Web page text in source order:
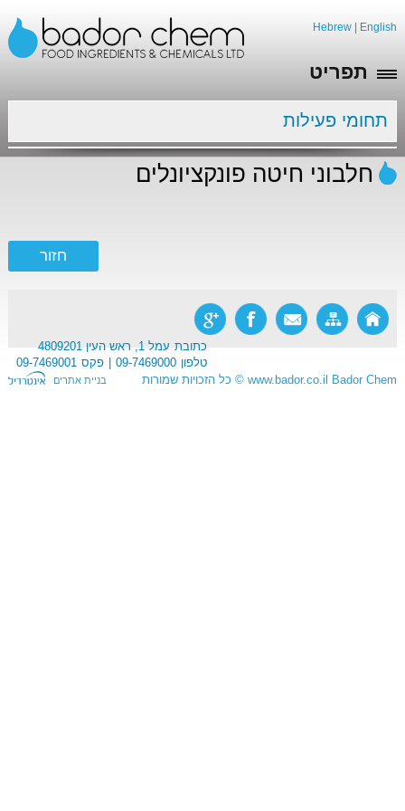
Hebrew English
תפריט
תחומי פעילות
חלבוני חיטה פונקציונלים
כתובת עמל 1, ראש העין 4809201
טלפון 09-7469000 פקס 09-7469001
Bador Chem
www.bador.co.il
© כל הזכויות שמורות בניית אתרים